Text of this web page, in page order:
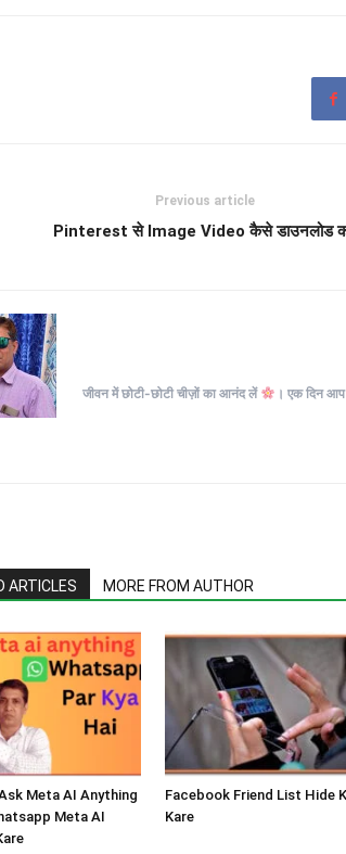
Previous article
Pinterest से Image Video कैसे डाउनलोड
जीवन में छोटी-छोटी चीज़ों का आनंद लें । एक दिन
ARTICLES MORE FROM AUTHOR
Meta AI Anything
Meta AI
Facebook Friend List Hide
Kare